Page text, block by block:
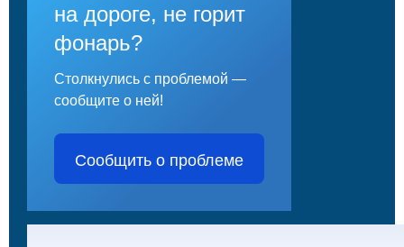
на дороге, не горит
фонарь?
Столкнулись с проблемой —
сообщите о ней!
Сообщить о проблеме